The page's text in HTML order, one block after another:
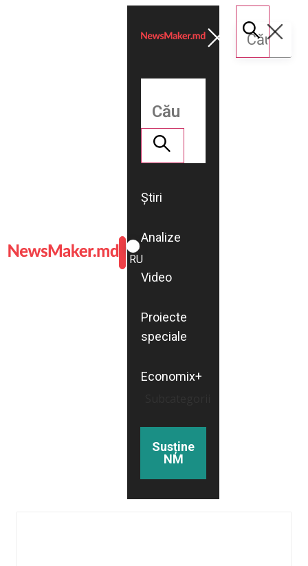
ROMÂNĂ
RU
Știri
Analize
Video
Proiecte
speciale
Economix+
Susține
NM